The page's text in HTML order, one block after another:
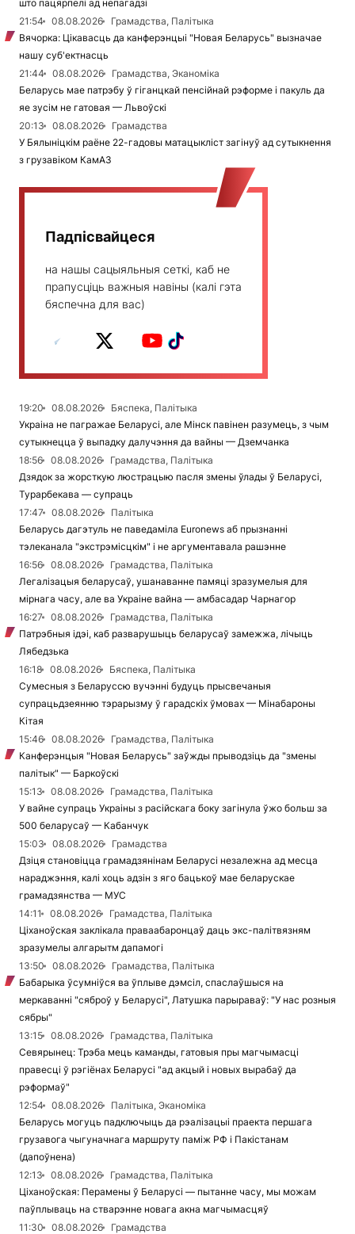
што пацярпелі ад непагадзі
21:54
08.08.2026
Грамадства, Палітыка
Вячорка: Цікавасць да канферэнцыі "Новая Беларусь" вызначае
нашу суб'ектнасць
21:44
08.08.2026
Грамадства, Эканоміка
Беларусь мае патрэбу ў гіганцкай пенсійнай рэформе і пакуль да
яе зусім не гатовая — Львоўскі
20:13
08.08.2026
Грамадства
У Бялыніцкім раёне 22-гадовы матацыкліст загінуў ад сутыкнення
з грузавіком КамАЗ
Падпісвайцеся
на нашы сацыяльныя сеткі, каб не
прапусціць важныя навіны (калі гэта
бяспечна для вас)
19:20 08.08.2026
Бяспека, Палітыка
Украіна не пагражае Беларусі, але Мінск павінен разумець, з чым
сутыкнецца ў выпадку далучэння да вайны — Дземчанка
18:56
08.08.2026
Грамадства, Палітыка
Дзядок за жорсткую люстрацыю пасля змены ўлады ў Беларусі,
Турарбекава — супраць
17:47
08.08.2026
Палітыка
Беларусь дагэтуль не паведаміла Euronews аб прызнанні
тэлеканала "экстрэмісцкім" і не аргументавала рашэнне
16:56
08.08.2026
Грамадства, Палітыка
Легалізацыя беларусаў, ушанаванне памяці зразумелыя для
мірнага часу, але ва Украіне вайна — амбасадар Чарнагор
16:27
08.08.2026
Грамадства, Палітыка
Патрэбныя ідэі, каб разварушыць беларусаў замежжа, лічыць
Лябедзька
16:18
08.08.2026
Бяспека, Палітыка
Сумесныя з Беларуссю вучэнні будуць прысвечаныя
супрацьдзеянню тэрарызму ў гарадскіх ўмовах — Мінабароны
Кітая
15:46
08.08.2026
Грамадства, Палітыка
Канферэнцыя "Новая Беларусь" заўжды прыводзіць да "змены
палітык" — Баркоўскі
15:13
08.08.2026
Грамадства, Палітыка
У вайне супраць Украіны з расійскага боку загінула ўжо больш за
500 беларусаў — Кабанчук
15:03
08.08.2026
Грамадства
Дзіця становіцца грамадзянінам Беларусі незалежна ад месца
нараджэння, калі хоць адзін з яго бацькоў мае беларускае
грамадзянства — МУС
14:11
08.08.2026
Грамадства, Палітыка
Ціханоўская заклікала праваабаронцаў даць экс-палітвязням
зразумелы алгарытм дапамогі
13:50
08.08.2026
Грамадства, Палітыка
Бабарыка ўсумніўся ва ўплыве дэмсіл, спаслаўшыся на
меркаванні "сяброў у Беларусі", Латушка парыраваў: "У нас розныя
сябры"
13:15
08.08.2026
Грамадства, Палітыка
Севярынец: Трэба мець каманды, гатовыя пры магчымасці
правесці ў рэгіёнах Беларусі "ад акцый і новых вырабаў да
рэформаў"
12:54
08.08.2026
Палітыка, Эканоміка
Беларусь могуць падключыць да рэалізацыі праекта першага
грузавога чыгуначнага маршруту паміж РФ і Пакістанам
(дапоўнена)
12:13
08.08.2026
Грамадства, Палітыка
Ціханоўская: Перамены ў Беларусі — пытанне часу, мы можам
паўплываць на стварэнне новага акна магчымасцяў
11:30
08.08.2026
Грамадства